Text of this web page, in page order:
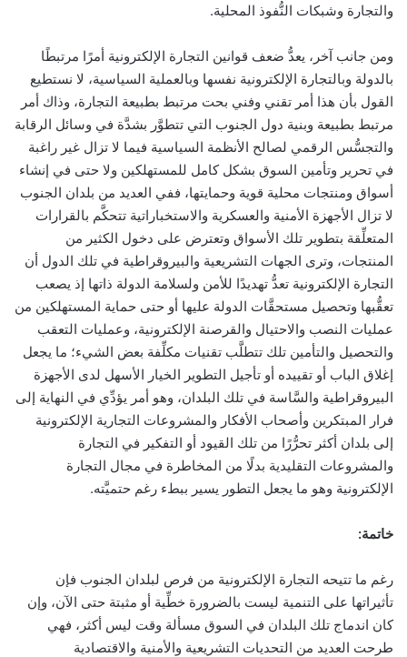
والتجارة وشبكات النُّفوذ المحلية.
ومن جانب آخر، يعدُّ ضعف قوانين التجارة الإلكترونية أمرًا مرتبطًا
بالدولة وبالتجارة الإلكترونية نفسها وبالعملية السياسية، لا نستطيع
القول بأن هذا أمر تقني وفني بحت مرتبط بطبيعة التجارة، وذاك أمر
مرتبط بطبيعة وبنية دول الجنوب التي تتطوَّر بشدَّة في وسائل الرقابة
والتجسُّس الرقمي لصالح الأنظمة السياسية فيما لا تزال غير راغبة
في تحرير وتأمين السوق بشكل كامل للمستهلكين ولا حتى في إنشاء
أسواق ومنتجات محلية قوية وحمايتها، ففي العديد من بلدان الجنوب
لا تزال الأجهزة الأمنية والعسكرية والاستخباراتية تتحكَّم بالقرارات
المتعلِّقة بتطوير تلك الأسواق وتعترض على دخول الكثير من
المنتجات، وترى الجهات التشريعية والبيروقراطية في تلك الدول أن
التجارة الإلكترونية تعدُّ تهديدًا للأمن ولسلامة الدولة ذاتها إذ يصعب
تعقُّبها وتحصيل مستحقَّات الدولة عليها أو حتى حماية المستهلكين من
عمليات النصب والاحتيال والقرصنة الإلكترونية، وعمليات التعقب
والتحصيل والتأمين تلك تتطلَّب تقنيات مكلِّفة بعض الشيء؛ ما يجعل
إغلاق الباب أو تقييده أو تأجيل التطوير الخيار الأسهل لدى الأجهزة
البيروقراطية والسَّاسة في تلك البلدان، وهو أمر يؤدِّي في النهاية إلى
فرار المبتكرين وأصحاب الأفكار والمشروعات التجارية الإلكترونية
إلى بلدان أكثر تحرُّرًا من تلك القيود أو التفكير في التجارة
والمشروعات التقليدية بدلًا من المخاطرة في مجال التجارة
الإلكترونية وهو ما يجعل التطور يسير ببطء رغم حتميَّته.
خاتمة:
رغم ما تتيحه التجارة الإلكترونية من فرص لبلدان الجنوب فإن
تأثيراتها على التنمية ليست بالضرورة خطِّية أو مثبتة حتى الآن، وإن
كان اندماج تلك البلدان في السوق مسألة وقت ليس أكثر، فهي
طرحت العديد من التحديات التشريعية والأمنية والاقتصادية